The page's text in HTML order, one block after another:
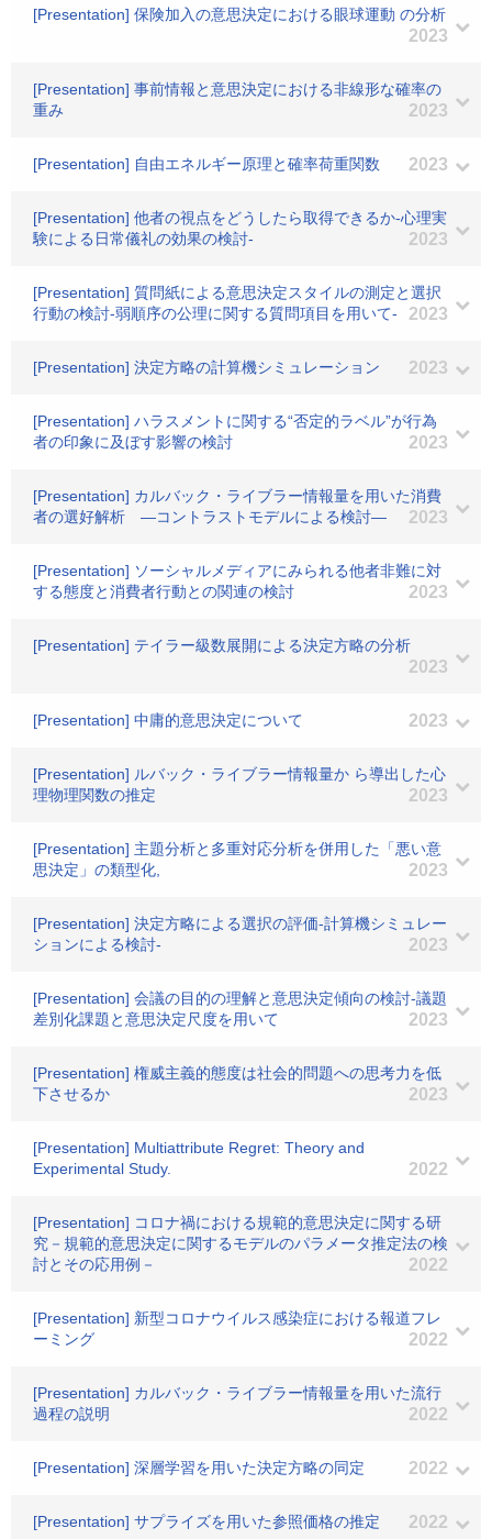
[Presentation] 保険加入の意思決定における眼球運動 の分析
2023
[Presentation] 事前情報と意思決定における非線形な確率の
重み
2023
[Presentation] 自由エネルギー原理と確率荷重関数 2023
[Presentation] 他者の視点をどうしたら取得できるか-心理実
験による日常儀礼の効果の検討-
2023
[Presentation] 質問紙による意思決定スタイルの測定と選択
行動の検討-弱順序の公理に関する質問項目を用いて-
2023
[Presentation] 決定方略の計算機シミュレーション 2023
[Presentation] ハラスメントに関する“否定的ラベル”が行為
者の印象に及ぼす影響の検討
2023
[Presentation] カルバック・ライブラー情報量を用いた消費
者の選好解析 ―コントラストモデルによる検討―
2023
[Presentation] ソーシャルメディアにみられる他者非難に対
する態度と消費者行動との関連の検討
2023
[Presentation] テイラー級数展開による決定方略の分析
2023
[Presentation] 中庸的意思決定について 2023
[Presentation] ルバック・ライブラー情報量か ら導出した心
理物理関数の推定
2023
[Presentation] 主題分析と多重対応分析を併用した「悪い意
思決定」の類型化,
2023
[Presentation] 決定方略による選択の評価-計算機シミュレー
ションによる検討-
2023
[Presentation] 会議の目的の理解と意思決定傾向の検討-議題
差別化課題と意思決定尺度を用いて
2023
[Presentation] 権威主義的態度は社会的問題への思考力を低
下させるか
2023
[Presentation] Multiattribute Regret: Theory and
Experimental Study.
2022
[Presentation] コロナ禍における規範的意思決定に関する研
究－規範的意思決定に関するモデルのパラメータ推定法の検
討とその応用例－
2022
[Presentation] 新型コロナウイルス感染症における報道フレ
ーミング
2022
[Presentation] カルバック・ライブラー情報量を用いた流行
過程の説明
2022
[Presentation] 深層学習を用いた決定方略の同定 2022
[Presentation] サプライズを用いた参照価格の推定 2022